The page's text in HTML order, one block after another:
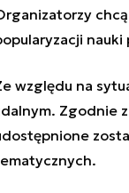
względu na
Zgodnie